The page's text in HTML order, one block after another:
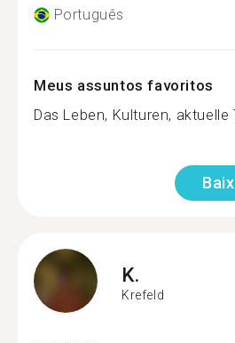
Português
Meus assuntos favoritos
Das Leben, Kulturen, aktuelle
K.
Krefeld